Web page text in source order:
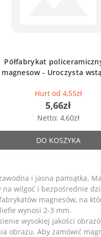
Półfabrykat
magnesow - Uroczysta
Hurt od 4,55zł
5,66zł
Netto: 4,60zł
DO KOSZYKA
i jasna pamiątka.
wilgoć i bezpośrednie
magnesów, na
wynosi 2-3 mm.
wysokiej jakości
obrazu. Aby zamówić